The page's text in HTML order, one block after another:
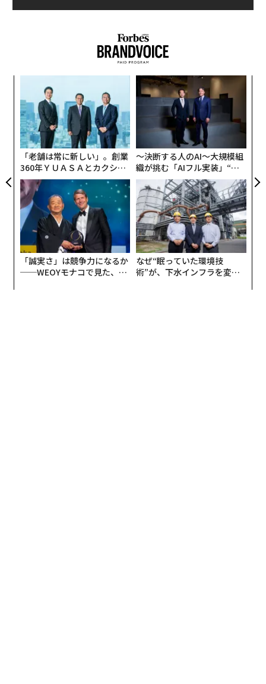
「老舗は常に新しい」。創業
360年ＹＵＡＳＡとカクシン
CEO田尻望が語る、AIを超え
る人の価値
〜決断する人のAI〜大規模組
織が挑む「AIフル実装」“使
う”企業から“動く”企業へ【N
TTドコモビジネス×PwC】
「誠実さ」は競争力になるか
──WEOYモナコで見た、く
なぜ“眠っていた環境技
術”が、下水インフラを変え